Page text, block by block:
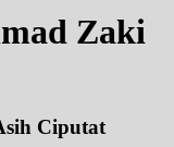
Zaki
Ciputat